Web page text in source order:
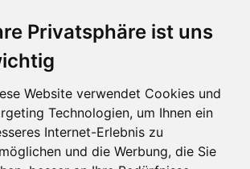
Privatsphäre ist uns
Website verwendet Cookies und
Technologien, um Ihnen ein
Internet-Erlebnis zu
und die Werbung, die Sie
RETOUREN